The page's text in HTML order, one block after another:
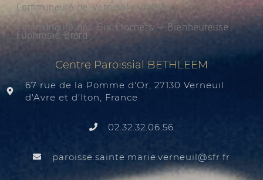
Communauté de Verneuil sur Avre
Communauté des Six Clochers – Bienheureuse
Euphrasie Brard
Centre Paroissial BETHLEEM
67 rue de la Pomme d'Or, 27130 Verneuil
d'Avre et d'Iton, France
02.32.32.06.56
rf.rfs
@liuenrev.eiram.etnias.essiorap